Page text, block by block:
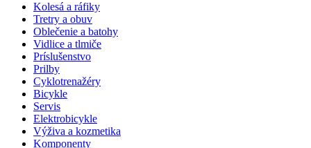
Kolesá a ráfiky
Tretry a obuv
Oblečenie a batohy
Vidlice a tlmiče
Príslušenstvo
Prilby
Cyklotrenažéry
Bicykle
Servis
Elektrobicykle
Výživa a kozmetika
Komponenty